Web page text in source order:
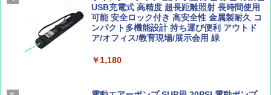
AIRLINE（エアライン）2026年9月号【特
集】ボーイング110周年を祝して！
￥1,760
新しい日本地理 地図・統計・移動から読み
解く (講談社現代新書)
￥1,540
簡単設置 ポップアップテント エクルベージ
ュ(BC仕様) PATC-150B(EB)
￥9,990
USB充電式 高精度 超長距離照射 長時間使用
可能 安全ロック付き 高安全性 金属製耐久 コ
ンパクト多機能設計 持ち運び便利 アウトド
ア/オフィス/教育現場/展示会用 緑
￥1,180